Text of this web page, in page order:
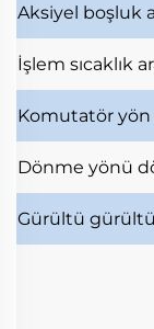
Aksiyel boşluk
İşlem sıcaklık
Komutatör yön
Dönme yönü
Gürültü gürültü